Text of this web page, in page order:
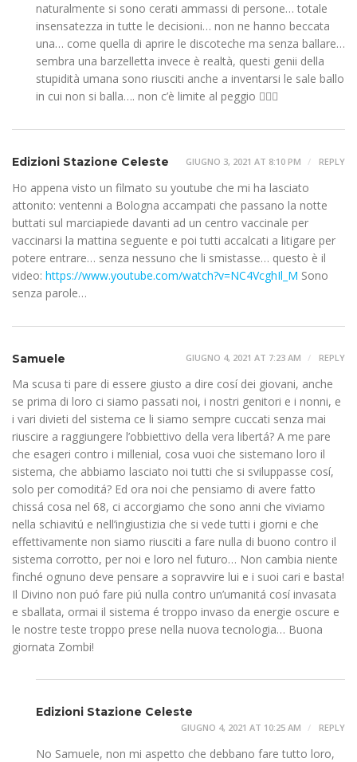
naturalmente si sono cerati ammassi di persone… totale
insensatezza in tutte le decisioni… non ne hanno beccata
una… come quella di aprire le discoteche ma senza ballare…
sembra una barzelletta invece è realtà, questi genii della
stupidità umana sono riusciti anche a inventarsi le sale ballo
in cui non si balla…. non c’è limite al peggio 🤦🏻‍♂️
Edizioni Stazione Celeste GIUGNO 3, 2021 AT 8:10 PM REPLY
Ho appena visto un filmato su youtube che mi ha lasciato
attonito: ventenni a Bologna accampati che passano la notte
buttati sul marciapiede davanti ad un centro vaccinale per
vaccinarsi la mattina seguente e poi tutti accalcati a litigare per
potere entrare… senza nessuno che li smistasse… questo è il
video: https://www.youtube.com/watch?v=NC4VcghIl_M Sono
senza parole…
Samuele GIUGNO 4, 2021 AT 7:23 AM REPLY
Ma scusa ti pare di essere giusto a dire cosí dei giovani, anche
se prima di loro ci siamo passati noi, i nostri genitori e i nonni, e
i vari divieti del sistema ce li siamo sempre cuccati senza mai
riuscire a raggiungere l’obbiettivo della vera libertá? A me pare
che esageri contro i millenial, cosa vuoi che sistemano loro il
sistema, che abbiamo lasciato noi tutti che si sviluppasse cosí,
solo per comoditá? Ed ora noi che pensiamo di avere fatto
chissá cosa nel 68, ci accorgiamo che sono anni che viviamo
nella schiavitú e nell’ingiustizia che si vede tutti i giorni e che
effettivamente non siamo riusciti a fare nulla di buono contro il
sistema corrotto, per noi e loro nel futuro… Non cambia niente
finché ognuno deve pensare a sopravvire lui e i suoi cari e basta!
Il Divino non puó fare piú nulla contro un’umanitá cosí invasata
e sballata, ormai il sistema é troppo invaso da energie oscure e
le nostre teste troppo prese nella nuova tecnologia… Buona
giornata Zombi!
Edizioni Stazione Celeste
GIUGNO 4, 2021 AT 10:25 AM REPLY
No Samuele, non mi aspetto che debbano fare tutto loro,